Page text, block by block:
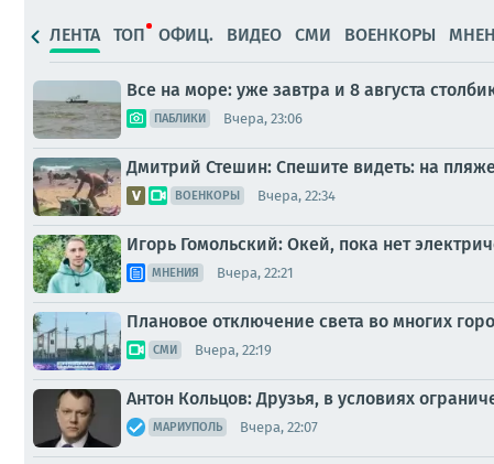
ЛЕНТА ТОП ОФИЦ. ВИДЕО СМИ ВОЕНКОРЫ
Все на море: уже завтра и 8 августа
ПАБЛИКИ Вчера, 23:06
Дмитрий Стешин: Спешите видеть: на
ВОЕНКОРЫ Вчера, 22:34
Игорь Гомольский: Окей, пока нет
МНЕНИЯ Вчера, 22:21
Плановое отключение света во многих
СМИ Вчера, 22:19
Антон Кольцов: Друзья, в условиях
МАРИУПОЛЬ Вчера, 22:07